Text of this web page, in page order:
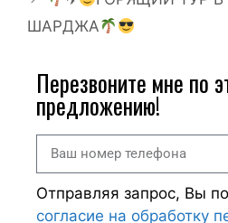
ШАРДЖА
Перезвоните мне по
предложению!
Отправляя запрос, Вы
согласие на обработку